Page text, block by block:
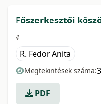
Főszerkesztői
4
R. Fedor Anita
Megtekintések száma:
PDF